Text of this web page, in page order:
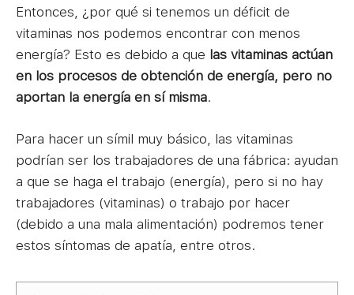
Entonces, ¿por qué si tenemos un déficit de
vitaminas nos podemos encontrar con menos
energía? Esto es debido a que las vitaminas actúan
en los procesos de obtención de energía, pero no
aportan la energía en sí misma.
Para hacer un símil muy básico, las vitaminas
podrían ser los trabajadores de una fábrica: ayudan
a que se haga el trabajo (energía), pero si no hay
trabajadores (vitaminas) o trabajo por hacer
(debido a una mala alimentación) podremos tener
estos síntomas de apatía, entre otros.